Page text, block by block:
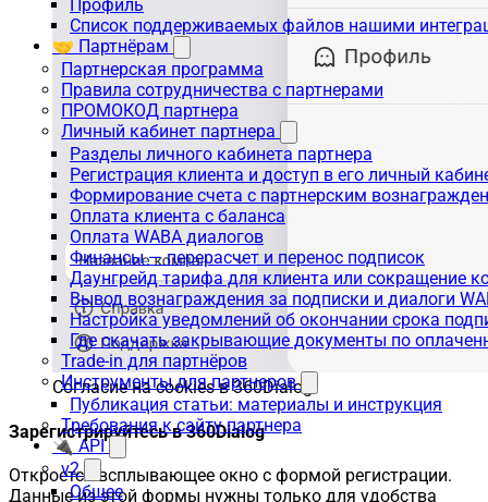
Профиль
Список поддерживаемых файлов нашими
🤝 Партнёрам
Партнерская программа
Правила сотрудничества с партнерами
ПРОМОКОД партнера
Личный кабинет партнера
Разделы личного кабинета партнера
Регистрация клиента и доступ в его личный
Формирование счета с партнерским
Оплата клиента с баланса
Оплата WABA диалогов
Финансы — перерасчет и перенос подписок
Даунгрейд тарифа для клиента или сокращение
Вывод вознаграждения за подписки и диалоги
Настройка уведомлений об окончании срока
Где скачать закрывающие документы по
Trade-in для партнёров
Инструменты для партнеров
Публикация статьи: материалы и инструкция
Требования к сайту партнера
🔌 API
v2
Общее
Согласие на cookies в 360Dialog
Зарегистрируйтесь в 360Dialog
Откроется всплывающее окно с формой регистрации.
Данные из этой формы нужны только для удобства